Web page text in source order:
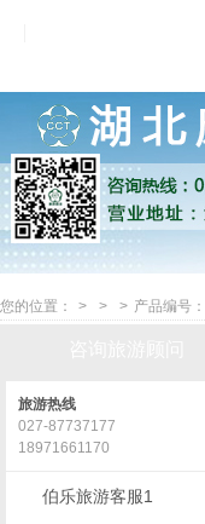
您的位置： > > > 产品编号：
旅游热线
027-87737177
18971661170
伯乐旅游客服1